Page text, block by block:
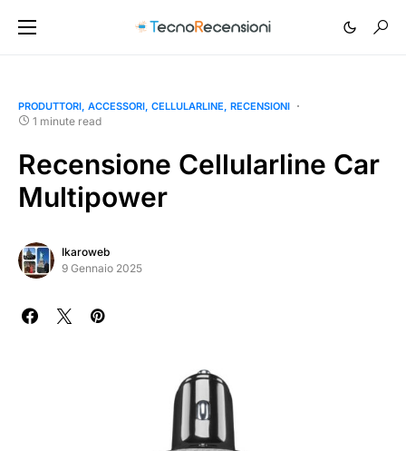
PRODUTTORI ACCESSORI CELLULARLINE RECENSIONI
1 minute read
Recensione Cellularline Car
Multipower
Ikaroweb
9 Gennaio 2025